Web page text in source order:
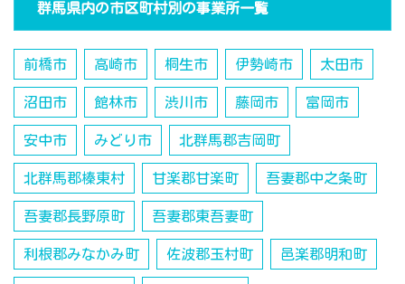
群馬県内の市区町村別の事業所一覧
前橋市 高崎市 桐生市 伊勢崎市 太田市
沼田市 館林市 渋川市 藤岡市 富岡市
安中市 みどり市 北群馬郡吉岡町
北群馬郡榛東村 甘楽郡甘楽町 吾妻郡中之条町
吾妻郡長野原町 吾妻郡東吾妻町
利根郡みなかみ町 佐波郡玉村町 邑楽郡明和町